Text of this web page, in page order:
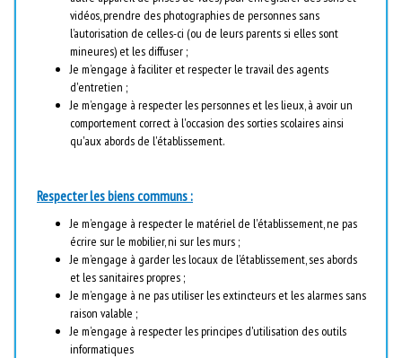
vidéos, prendre des photographies de personnes sans
l’autorisation de celles-ci (ou de leurs parents si elles sont
mineures) et les diffuser ;
Je m’engage à faciliter et respecter le travail des agents
d'entretien ;
Je m’engage à respecter les personnes et les lieux, à avoir un
comportement correct à l'occasion des sorties scolaires ainsi
qu'aux abords de l'établissement.
Respecter les biens communs :
Je m’engage à respecter le matériel de l'établissement, ne pas
écrire sur le mobilier, ni sur les murs ;
Je m’engage à garder les locaux de l’établissement, ses abords
et les sanitaires propres ;
Je m’engage à ne pas utiliser les extincteurs et les alarmes sans
raison valable ;
Je m’engage à respecter les principes d'utilisation des outils
informatiques